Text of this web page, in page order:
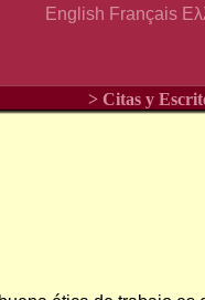
English Français
> Citas y